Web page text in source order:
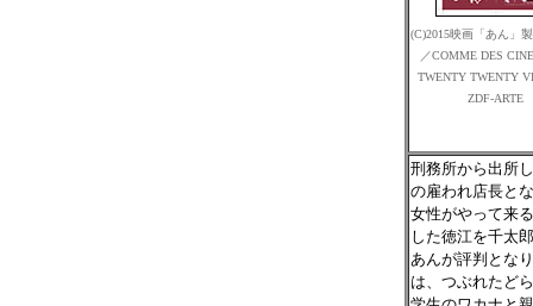
(C)2015映画「あん」
／COMME DES
TWENTY TWENTY
ZDF-ARTE
刑務所から出所
の雇われ店長と
女性がやって来
した徳江を千太
あんが評判とな
は、つぶれたど